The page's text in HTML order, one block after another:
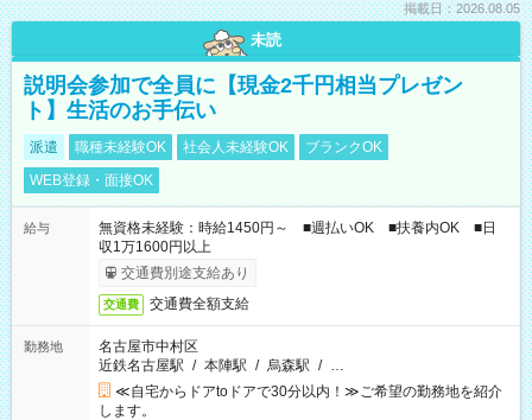
掲載日：2026.08.05
未読
説明会参加で全員に【現金2千円相当プレゼン
ト】生活のお手伝い
派遣 職種未経験OK 社会人未経験OK
ブランクOK
WEB登録・面接OK
給与
無資格未経験：時給1450円～ ■週払いOK ■扶養内OK ■日
収1万1600円以上
交通費別途支給あり
交通費 交通費全額支給
勤務地
名古屋市中村区
近鉄名古屋駅 / 本陣駅 / 烏森駅 / …
≪自宅からドアtoドアで30分以内！≫ご希望の勤務地を紹介
します。